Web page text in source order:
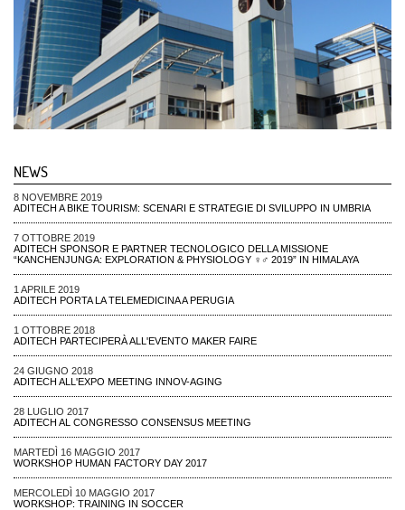
NEWS
8 NOVEMBRE 2019
ADITECH A BIKE TOURISM: SCENARI E STRATEGIE DI SVILUPPO IN UMBRIA
7 OTTOBRE 2019
ADITECH SPONSOR E PARTNER TECNOLOGICO DELLA MISSIONE
“KANCHENJUNGA: EXPLORATION & PHYSIOLOGY ♀♂ 2019” IN HIMALAYA
1 APRILE 2019
ADITECH PORTA LA TELEMEDICINA A PERUGIA
1 OTTOBRE 2018
ADITECH PARTECIPERÀ ALL'EVENTO MAKER FAIRE
24 GIUGNO 2018
ADITECH ALL'EXPO MEETING INNOV-AGING
28 LUGLIO 2017
ADITECH AL CONGRESSO CONSENSUS MEETING
MARTEDÌ 16 MAGGIO 2017
WORKSHOP HUMAN FACTORY DAY 2017
MERCOLEDÌ 10 MAGGIO 2017
WORKSHOP: TRAINING IN SOCCER